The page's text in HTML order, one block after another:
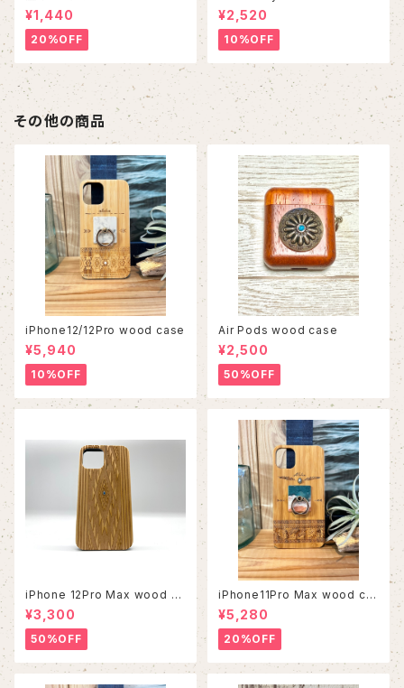
¥1,440
20%OFF
¥2,520
10%OFF
その他の商品
iPhone12/12Pro wood case
¥5,940
10%OFF
Air Pods wood case
¥2,500
50%OFF
iPhone 12Pro Max wood ca
se
¥3,300
50%OFF
iPhone11Pro Max wood ca
se
¥5,280
20%OFF